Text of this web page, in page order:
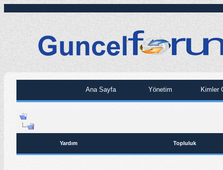
Ana Sayfa Yönetim Kimler
Yardım Topluluk